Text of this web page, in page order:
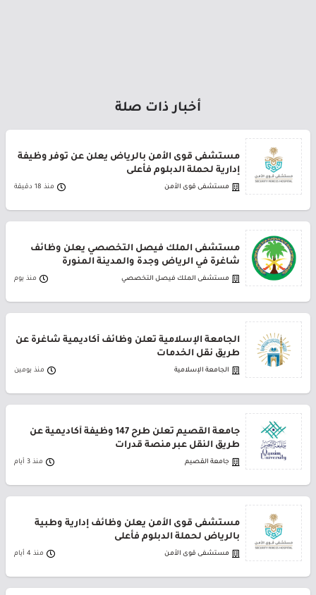
أخبار ذات صلة
مستشفى قوى الأمن بالرياض يعلن عن توفر وظيفة
إدارية لحملة الدبلوم فأعلى
مستشفى قوى الأمن منذ 18 دقيقة
مستشفى الملك فيصل التخصصي يعلن وظائف
شاغرة في الرياض وجدة والمدينة المنورة
مستشفى الملك فيصل التخصصي منذ يوم
الجامعة الإسلامية تعلن وظائف أكاديمية شاغرة عن
طريق نقل الخدمات
الجامعة الإسلامية منذ يومين
جامعة القصيم تعلن طرح 147 وظيفة أكاديمية عن
طريق النقل عبر منصة قدرات
جامعة القصيم منذ 3 أيام
مستشفى قوى الأمن يعلن وظائف إدارية وطبية
بالرياض لحملة الدبلوم فأعلى
مستشفى قوى الأمن منذ 4 أيام